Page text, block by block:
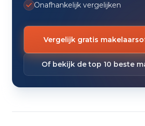
Onafhankelijk vergelijken
Vergelijk gratis
Of bekijk de top 10 beste